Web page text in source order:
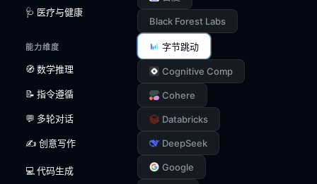
🩺 医疗与健康
能力维度
🧭 数学推理
📝 指令遵循
💬 多轮对话
✍️ 创意写作
💻 代码生成
Black Forest Labs
字节跳动
Cognitive Comp
Cohere
Databricks
DeepSeek
Google